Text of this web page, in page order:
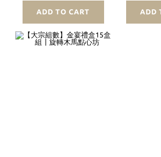
ADD TO CART ADD